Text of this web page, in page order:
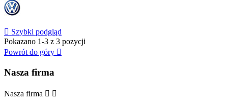
 Szybki podgląd
Pokazano 1-3 z 3 pozycji
Powrót do góry 
Nasza firma
Nasza firma  